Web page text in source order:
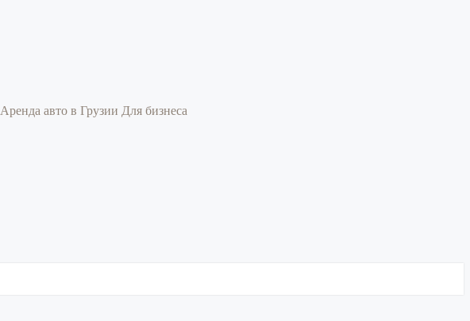
Аренда авто в Грузии Для бизнеса